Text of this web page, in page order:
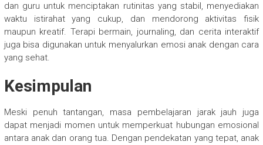
dan guru untuk menciptakan rutinitas yang stabil, menyediakan
waktu istirahat yang cukup, dan mendorong aktivitas fisik
maupun kreatif. Terapi bermain, journaling, dan cerita interaktif
juga bisa digunakan untuk menyalurkan emosi anak dengan cara
yang sehat.
Kesimpulan
Meski penuh tantangan, masa pembelajaran jarak jauh juga
dapat menjadi momen untuk memperkuat hubungan emosional
antara anak dan orang tua. Dengan pendekatan yang tepat, anak